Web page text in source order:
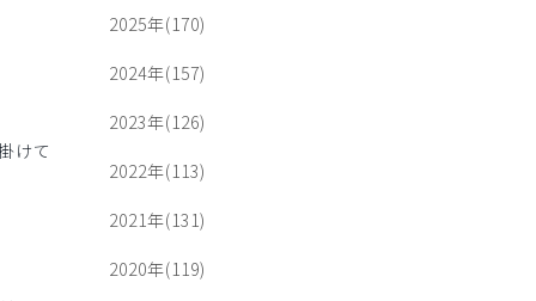
けて
2025年(170)
2024年(157)
2023年(126)
2022年(113)
2021年(131)
2020年(119)